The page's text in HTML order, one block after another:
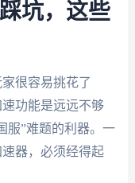
坑，这些
很容易挑花了
功能是远远不够
服”难题的利器。一
器，必须经得起